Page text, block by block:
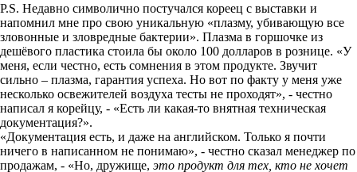
P.S. Недавно символично постучался кореец с выставки и
напомнил мне про свою уникальную «плазму, убивающую все
зловонные и зловредные бактерии». Плазма в горшочке из
дешёвого пластика стоила бы около 100 долларов в рознице. «У
меня, если честно, есть сомнения в этом продукте. Звучит
сильно – плазма, гарантия успеха. Но вот по факту у меня уже
несколько освежителей воздуха тесты не проходят», - честно
написал я корейцу, - «Есть ли какая-то внятная техническая
документация?».
«Документация есть, и даже на английском. Только я почти
ничего в написанном не понимаю», - честно сказал менеджер по
продажам, - «Но, дружище, это продукт для тех, кто не хочет